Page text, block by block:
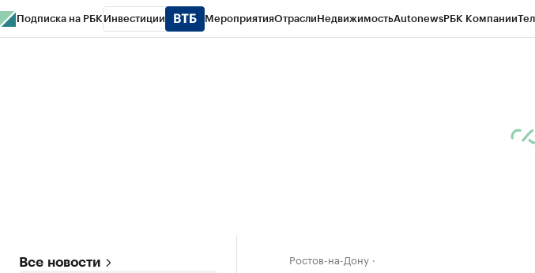
Подписка на РБК Инвестиции МероприятияОтраслиНедвижимостьAutonewsРБК Компании
Все новости Ростов-на-Дону